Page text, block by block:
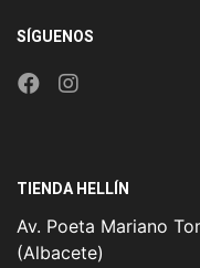
SÍGUENOS
TIENDA HELLÍN
Av. Poeta Mariano
(Albacete)